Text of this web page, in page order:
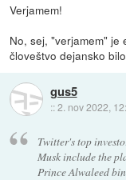
Verjamem!
No, sej, "verjamem" je
človeštvo dejansko
gus5
::2. nov 2022,
Twitter's top
Musk include the
Prince Alwaleed